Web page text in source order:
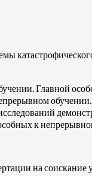
Главной
к
на соискание